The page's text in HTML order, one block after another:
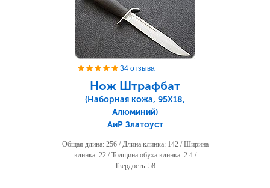
34 отзыва
Нож Штрафбат
(Наборная кожа, 95Х18,
Алюминий)
АиР Златоуст
Общая длина: 256 / Длина клинка: 142 / Ширина
клинка: 22 / Толщина обуха клинка: 2.4 /
Твердость: 58